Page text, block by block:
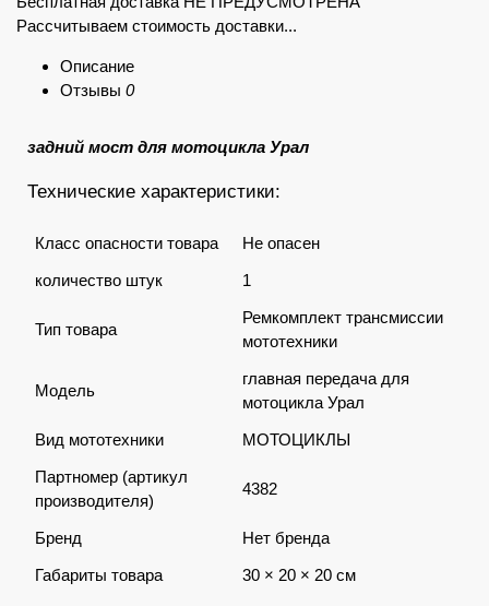
Рассчитываем стоимость доставки...
Описание
Отзывы 0
задний мост для мотоцикла Урал
Технические характеристики:
Класс опасности товара
Не опасен
количество штук
1
Тип товара
Ремкомплект трансмиссии
мототехники
Модель
главная передача для
мотоцикла Урал
Вид мототехники
МОТОЦИКЛЫ
Партномер (артикул
производителя)
4382
Бренд
Нет бренда
Габариты товара
30 × 20 × 20 см